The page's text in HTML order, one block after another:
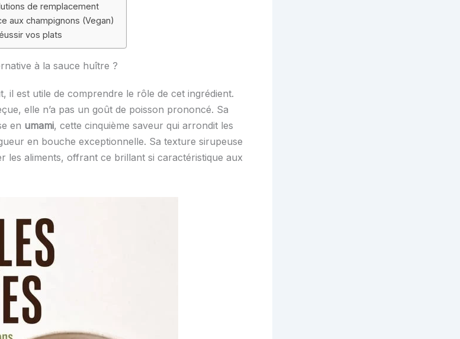
de remplacement
aux champignons (Vegan)
vos plats
à la sauce huître ?
il est utile de comprendre le rôle de cet ingrédient.
elle n’a pas un goût de poisson prononcé. Sa
en umami, cette cinquième saveur qui arrondit les
en bouche exceptionnelle. Sa texture sirupeuse
les aliments, offrant ce brillant si caractéristique aux